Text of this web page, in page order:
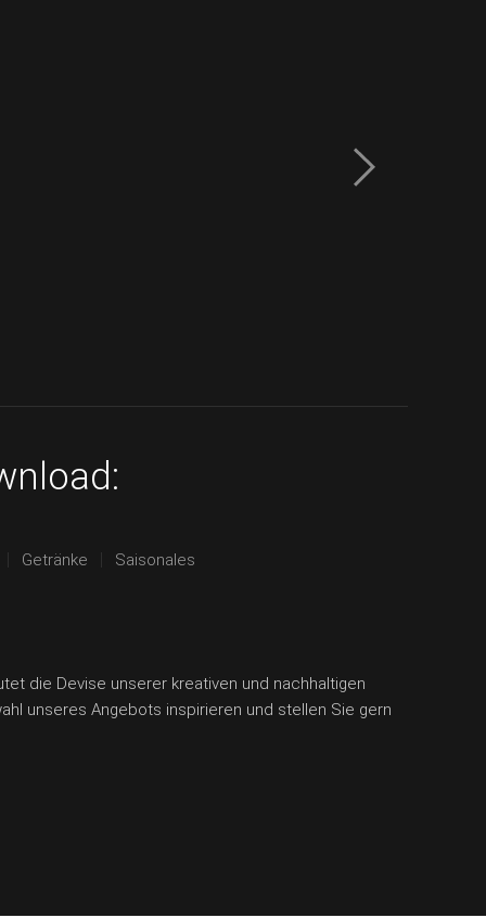
Getränke Saisonales
die Devise unserer kreativen und nachhaltigen
unseres Angebots inspirieren und stellen Sie gern